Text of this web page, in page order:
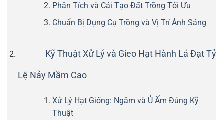
Phân Tích và Cải Tạo Đất Trồng Tối Ưu
Chuẩn Bị Dụng Cụ Trồng và Vị Trí Ánh Sáng
Kỹ Thuật Xử Lý và Gieo Hạt Hành Lá Đạt Tỷ
Lệ Nảy Mầm Cao
Xử Lý Hạt Giống: Ngâm và Ủ Ấm Đúng Kỹ
Thuật